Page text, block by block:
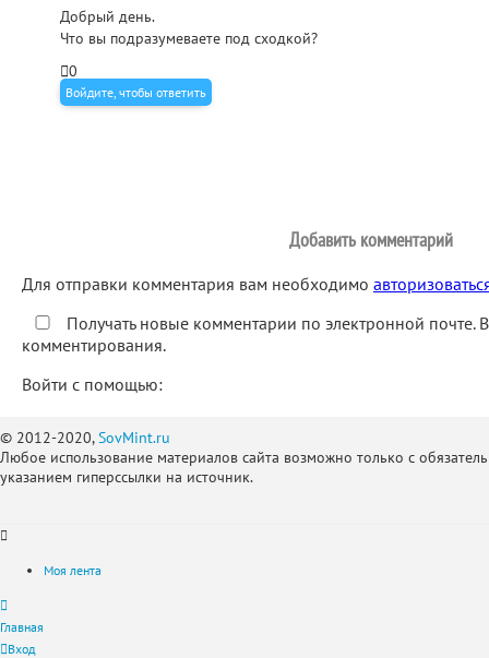
Добрый день.
Что вы подразумеваете под сходкой?
0
Войдите, чтобы ответить
Добавить комментарий
Для отправки комментария вам необходимо
Получать новые комментарии по электронной почте.
комментирования.
Войти с помощью:
© 2012-2020,SovMint.ru
Любое использование материалов сайта возможно только с
указанием гиперссылки на источник.
Моя лента
Главная
Вход